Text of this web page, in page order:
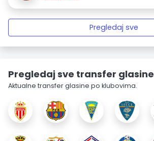
Pregledaj sve
Pregledaj sve transfer glasine
Aktualne transfer glasine po klubovima.